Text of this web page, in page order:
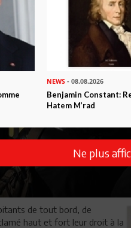
de tout bord, de
haut et fort leur droit à la
NEWS - 08.08.2026
Benjamin Constant:
Hatem M’rad
Ne plus